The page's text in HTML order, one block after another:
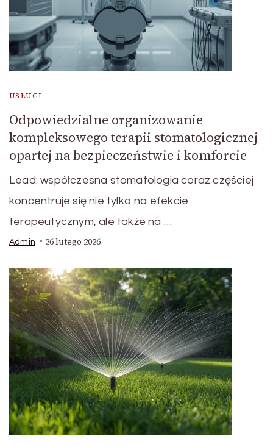
USŁUGI
Odpowiedzialne organizowanie
kompleksowego terapii stomatologicznej
opartej na bezpieczeństwie i komforcie
Lead: współczesna stomatologia coraz częściej
koncentruje się nie tylko na efekcie
terapeutycznym, ale także na …
Admin 26 lutego 2026